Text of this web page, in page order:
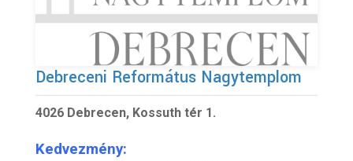
Debreceni Református Nagytemplom
4026 Debrecen, Kossuth tér 1.
Kedvezmény: